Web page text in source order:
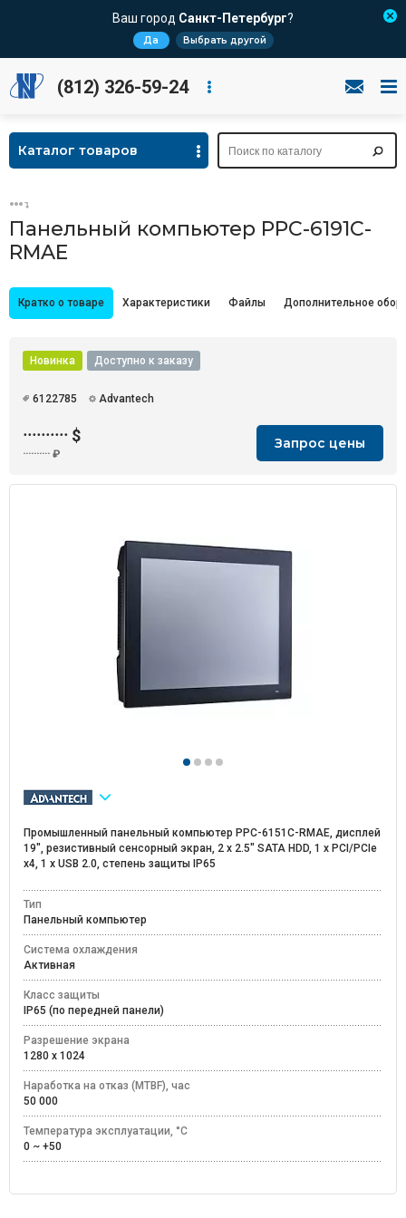
Ваш город Санкт-Петербург?
Да Выбрать другой
(812) 326-59-24
Каталог товаров
Панельный компьютер PPC-6191C-
RMAE
Кратко о товаре Характеристики Файлы Дополнительное
Новинка Доступно к заказу
6122785 Advantech
·········· $
·········· ₽
Запрос цены
Промышленный панельный компьютер PPC-6151C-RMAE, дисплей
19", резистивный сенсорный экран, 2 x 2.5" SATA HDD, 1 x PCI/PCIe
x4, 1 x USB 2.0, cтепень защиты IP65
Тип
Панельный компьютер
Система охлаждения
Активная
Класс защиты
IP65 (по передней панели)
Разрешение экрана
1280 x 1024
Наработка на отказ (MTBF), час
50 000
Температура эксплуатации, °C
0 ~ +50